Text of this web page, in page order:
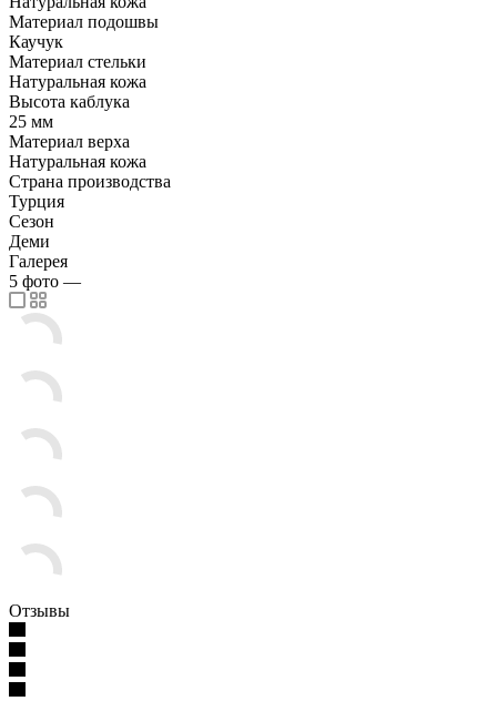
Материал подошвы
Каучук
Материал стельки
Натуральная кожа
Высота каблука
25 мм
Материал верха
Натуральная кожа
Страна производства
Турция
Сезон
Деми
Галерея
5 фото —
Отзывы